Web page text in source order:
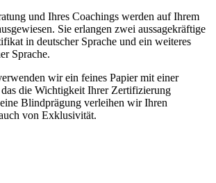
und Ihres Coachings werden auf Ihrem
Sie erlangen zwei aussagekräftige
in deutscher Sprache und ein weiteres
Sprache.
wir ein feines Papier mit einer
die Wichtigkeit Ihrer Zertifizierung
Blindprägung verleihen wir Ihren
von Exklusivität.